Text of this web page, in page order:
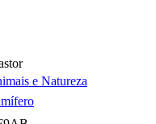
e Natureza